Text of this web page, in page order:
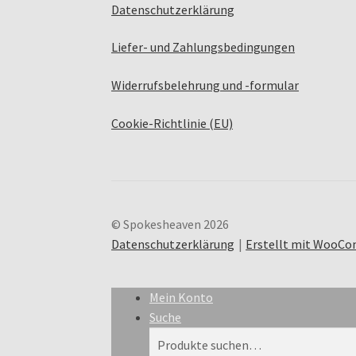
Datenschutzerklärung
Liefer- und Zahlungsbedingungen
Widerrufsbelehrung und -formular
Cookie-Richtlinie (EU)
© Spokesheaven 2026
Datenschutzerklärung
Erstellt mit
Mein Konto
Suche